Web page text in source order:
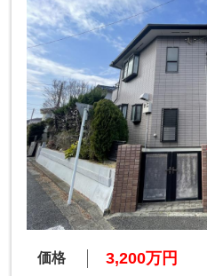
価格 3,200万円